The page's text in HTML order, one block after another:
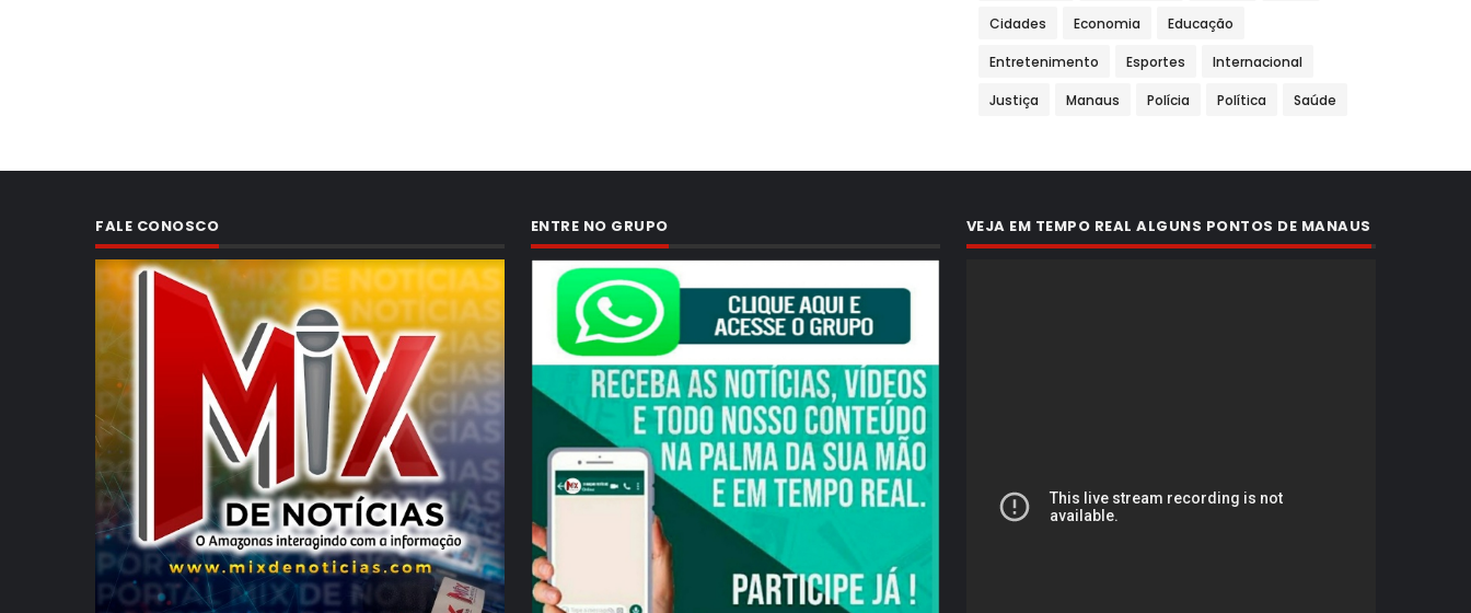
Cidades Economia Educação
Entretenimento Esportes Internacional
Justiça Manaus Polícia Política Saúde
FALE CONOSCO ENTRE NO GRUPO VEJA EM TEMPO REAL ALGUNS PONTOS DE MANAUS